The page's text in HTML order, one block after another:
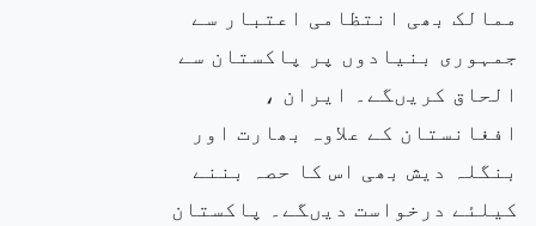
ممالک بھی انتظامی اعتبار سے
جمہوری بنیادوں پر پاکستان سے
الحاق کریںگے۔ ایران ،
افغانستان کے علاوہ بھارت اور
بنگلہ دیش بھی اس کا حصہ بننے
کیلئے درخواست دیںگے۔ پاکستان